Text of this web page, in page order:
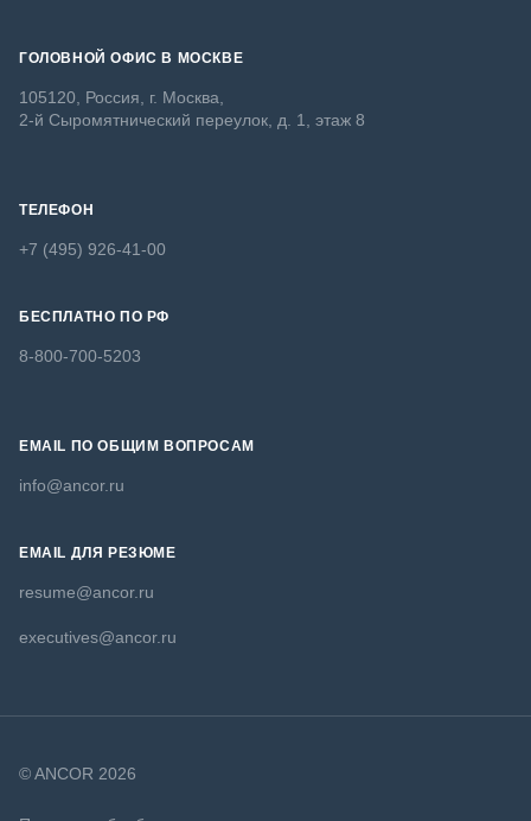
ГОЛОВНОЙ ОФИС В МОСКВЕ
105120, Россия, г. Москва,
2-й Сыромятнический переулок, д. 1, этаж 8
ТЕЛЕФОН
+7 (495) 926-41-00
БЕСПЛАТНО ПО РФ
8-800-700-5203
EMAIL ПО ОБЩИМ ВОПРОСАМ
info@ancor.ru
EMAIL ДЛЯ РЕЗЮМЕ
resume@ancor.ru
executives@ancor.ru
© ANCOR 2026